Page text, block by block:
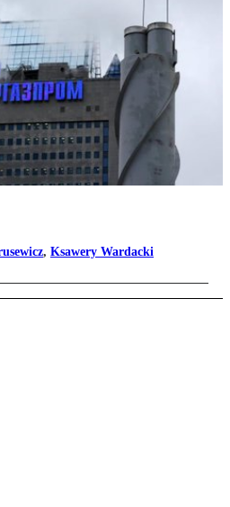
, Ksawery Wardacki